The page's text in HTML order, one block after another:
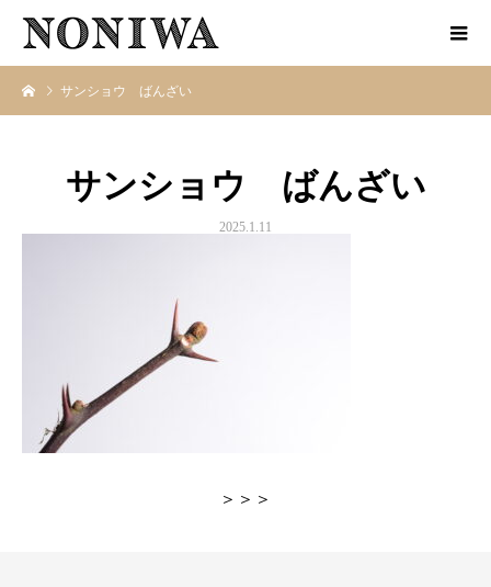
サンショウ ばんざい
サンショウ ばんざい
2025.1.11
＞＞＞